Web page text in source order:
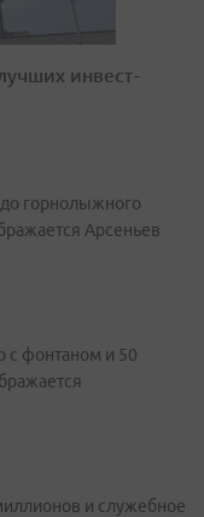
инвест-
горнолыжного
Арсеньев
с фонтаном и 50
и служебное